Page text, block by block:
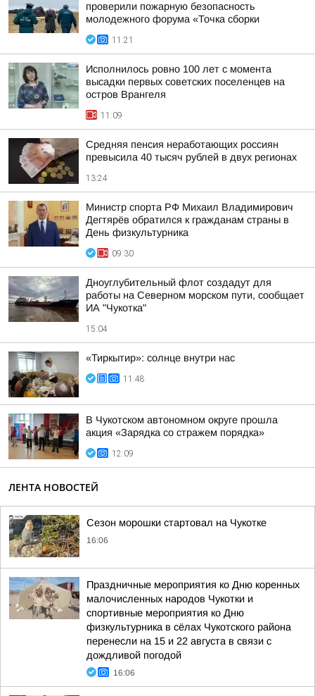
проверили пожарную безопасность
молодежного форума «Точка сборки
11:21
Исполнилось ровно 100 лет с момента
высадки первых советских поселенцев на
остров Врангеля
11:09
Средняя пенсия неработающих россиян
превысила 40 тысяч рублей в двух регионах
13:24
Министр спорта РФ Михаил Владимирович
Дегтярёв обратился к гражданам страны в
День физкультурника
09:30
Дноуглубительный флот создадут для
работы на Северном морском пути, сообщает
ИА "Чукотка"
15:04
«Тиркытир»: солнце внутри нас
11:48
В Чукотском автономном округе прошла
акция «Зарядка со стражем порядка»
12:09
ЛЕНТА НОВОСТЕЙ
Сезон морошки стартовал на Чукотке
16:06
Праздничные мероприятия ко Дню коренных
малочисленных народов Чукотки и
спортивные мероприятия ко Дню
физкультурника в сёлах Чукотского района
перенесли на 15 и 22 августа в связи с
дождливой погодой
16:06